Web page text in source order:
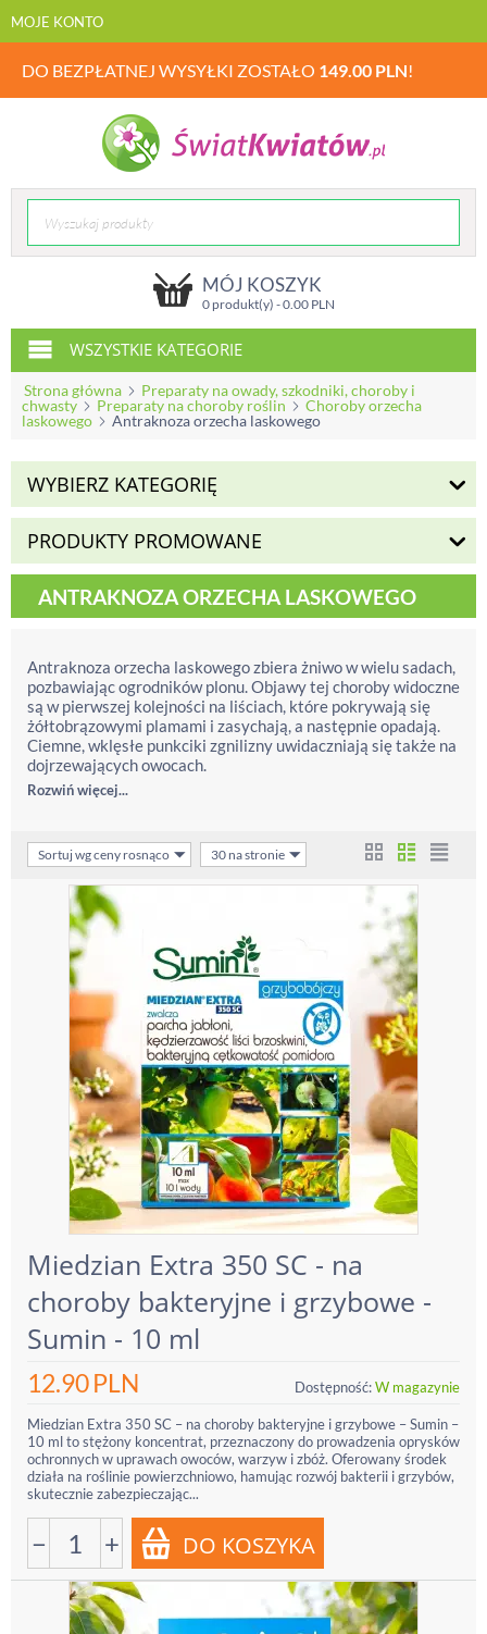
MOJE KONTO
DO BEZPŁATNEJ WYSYŁKI ZOSTAŁO 149.00 PLN!
MÓJ KOSZYK
0 produkt(y) -0.00PLN
WSZYSTKIE KATEGORIE
Strona główna
Preparaty na owady, szkodniki, choroby i
chwasty
Preparaty na choroby roślin
Choroby orzecha
laskowego
Antraknoza orzecha laskowego
WYBIERZ KATEGORIĘ
PRODUKTY PROMOWANE
ANTRAKNOZA ORZECHA LASKOWEGO
Antraknoza orzecha laskowego zbiera żniwo w wielu sadach,
pozbawiając ogrodników plonu. Objawy tej choroby widoczne
są w pierwszej kolejności na liściach, które pokrywają się
żółtobrązowymi plamami i zasychają, a następnie opadają.
Ciemne, wklęsłe punkciki zgnilizny uwidaczniają się także na
dojrzewających owocach.
Rozwiń więcej...
Sortuj wg ceny rosnąco 30 na stronie
Miedzian Extra 350 SC - na
choroby bakteryjne i grzybowe -
Sumin - 10 ml
12.90PLN Dostępność:W magazynie
Miedzian Extra 350 SC – na choroby bakteryjne i grzybowe – Sumin –
10 ml to stężony koncentrat, przeznaczony do prowadzenia oprysków
ochronnych w uprawach owoców, warzyw i zbóż. Oferowany środek
działa na roślinie powierzchniowo, hamując rozwój bakterii i grzybów,
skutecznie zabezpieczając...
− +